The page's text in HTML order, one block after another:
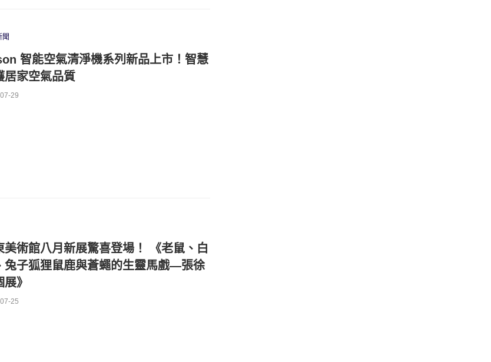
聞
智能空氣清淨機系列新品上市！智慧
居家空氣品質
29
美術館八月新展驚喜登場！ 《老鼠、白
兔子狐狸鼠鹿與蒼蠅的生靈馬戲—張徐
》
25